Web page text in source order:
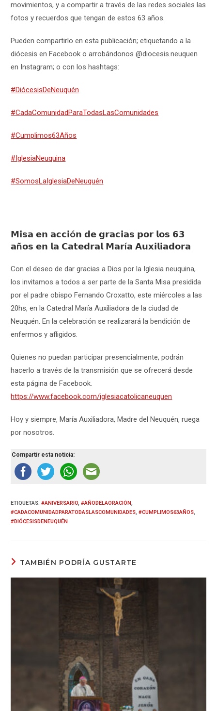
movimientos, y a compartir a través de las redes sociales las
fotos y recuerdos que tengan de estos 63 años.
Pueden compartirlo en esta publicación; etiquetando a la
diócesis en Facebook o arrobándonos @diocesis.neuquen
en Instagram; o con los hashtags:
#DiócesisDeNeuquén
#CadaComunidadParaTodasLasComunidades
#Cumplimos63Años
#IglesiaNeuquina
#SomosLaIglesiaDeNeuquén
𝗠𝗶𝘀𝗮 𝗲𝗻 𝗮𝗰𝗰𝗶ó𝗻 𝗱𝗲 𝗴𝗿𝗮𝗰𝗶𝗮𝘀 𝗽𝗼𝗿 𝗹𝗼𝘀 𝟲𝟯
𝗮ñ𝗼𝘀 𝗲𝗻 𝗹𝗮 𝗖𝗮𝘁𝗲𝗱𝗿𝗮𝗹 𝗠𝗮𝗿í𝗮 𝗔𝘂𝘅𝗶𝗹𝗶𝗮𝗱𝗼𝗿𝗮
Con el deseo de dar gracias a Dios por la Iglesia neuquina,
los invitamos a todos a ser parte de la Santa Misa presidida
por el padre obispo Fernando Croxatto, este miércoles a las
20hs, en la Catedral María Auxiliadora de la ciudad de
Neuquén. En la celebración se realizarará la bendición de
enfermos y afligidos.
Quienes no puedan participar presencialmente, podrán
hacerlo a través de la transmisión que se ofrecerá desde
esta página de Facebook.
https://www.facebook.com/iglesiacatolicaneuquen
Hoy y siempre, María Auxiliadora, Madre del Neuquén, ruega
por nosotros.
Compartir esta noticia:
ETIQUETAS:#ANIVERSARIO, #AÑODELAORACIÓN,
#CADACOMUNIDADPARATODASLASCOMUNIDADES, #CUMPLIMOS63AÑOS,
#DIÓCESISDENEUQUÉN
TAMBIÉN PODRÍA GUSTARTE